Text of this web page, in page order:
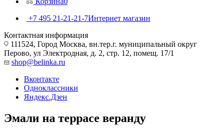
+7 495 21-21-21-7Интернет магазин
Контактная информация
111524, Город Москва, вн.тер.г. муниципальный округ
Перово, ул Электродная, д. 2, стр. 12, помещ. 17/1
shop@belinka.ru
Вконтакте
Одноклассники
Яндекс.Дзен
Эмали на террасе веранду